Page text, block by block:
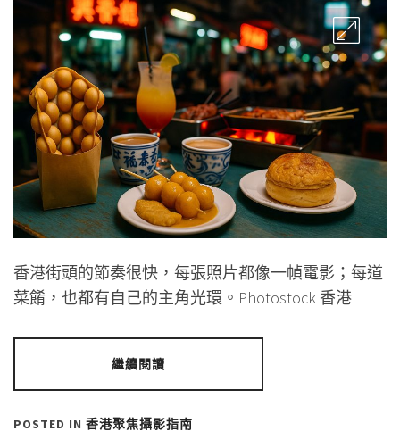
香港街頭的節奏很快，每張照片都像一幀電影；每道
菜餚，也都有自己的主角光環。Photostock 香港
繼續閱讀
POSTED IN 香港聚焦攝影指南